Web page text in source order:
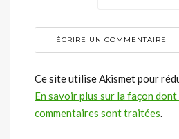
Ce site utilise Akismet pour
En savoir plus sur la façon dont
commentaires sont traitées.